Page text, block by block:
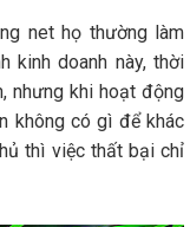
net họ thường làm
kinh doanh này, thời
nhưng khi hoạt động
không có gì để khác
thì việc thất bại chỉ